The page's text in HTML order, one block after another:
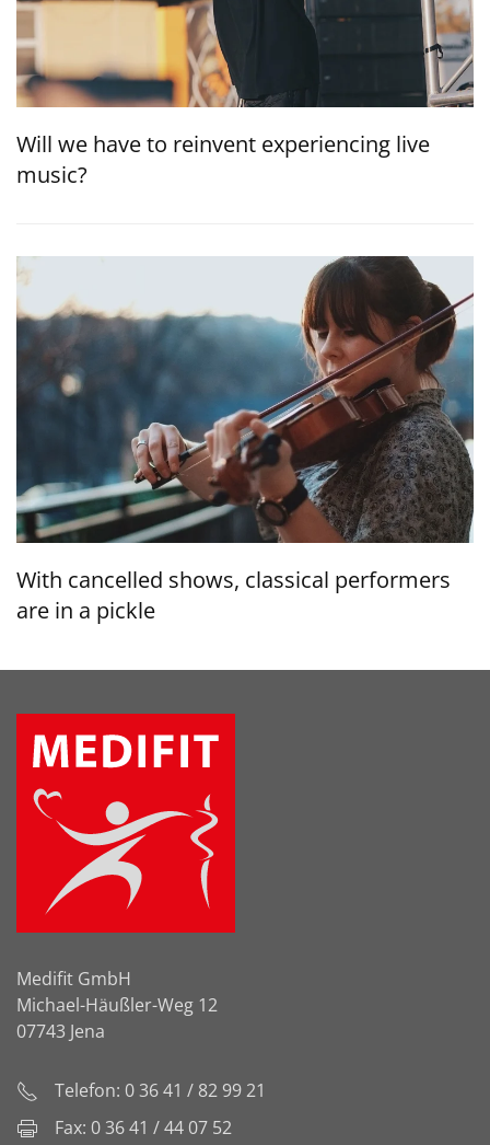
Will we have to reinvent experiencing live
music?
With cancelled shows, classical performers
are in a pickle
Medifit GmbH
Michael-Häußler-Weg 12
07743 Jena
Telefon: 0 36 41 / 82 99 21
Fax: 0 36 41 / 44 07 52